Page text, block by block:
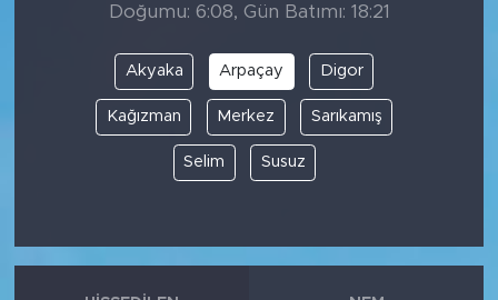
Doğumu: 6:08, Gün Batımı: 18:21
Akyaka Arpaçay Digor
Kağızman Merkez Sarıkamış
Selim Susuz